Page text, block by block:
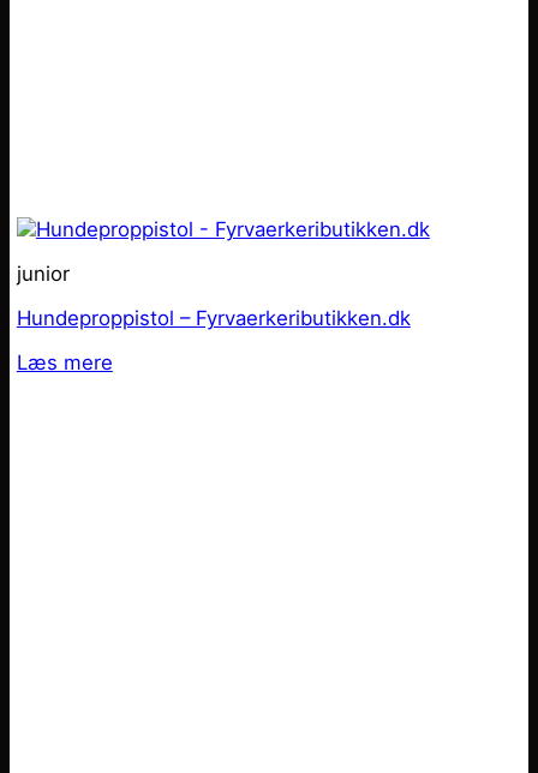
junior
Hundeproppistol – Fyrvaerkeributikken.dk
Læs mere